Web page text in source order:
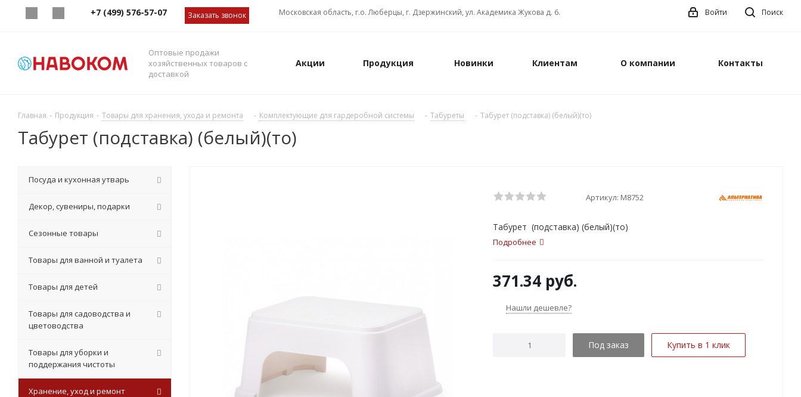
+7 (499) 576-57-07 Заказать звонок Московская область, г.о. Люберцы, г. Дзержинский, ул. Академика Жукова д. 6. Поиск
Войти
Оптовые продажи
хозяйственных товаров с
доставкой
Акции Продукция Новинки Клиентам О компании Контакты
Главная - Продукция - Товары для хранения, ухода и ремонта - Комплектующие для гардеробной системы - Табуреты - Табурет (подставка) (белый)(то)
Табурет (подставка) (белый)(то)
Артикул: М8752
Табурет (подставка) (белый)(то)
Подробнее
371.34 руб.
Нашли дешевле?
Под заказ Купить в 1 клик
Посуда и кухонная утварь
Декор, сувениры, подарки
Сезонные товары
Товары для ванной и туалета
Товары для детей
Товары для садоводства и
цветоводства
Товары для уборки и
поддержания чистоты
Хранение, уход и ремонт